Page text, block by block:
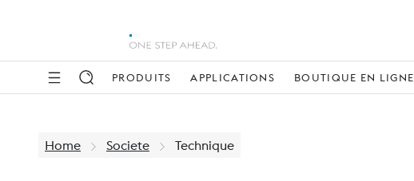
PRODUITS APPLICATIONS BOUTIQUE EN LIGNE
Home Societe Technique